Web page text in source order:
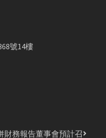
號14樓
財務報告董事會預計召